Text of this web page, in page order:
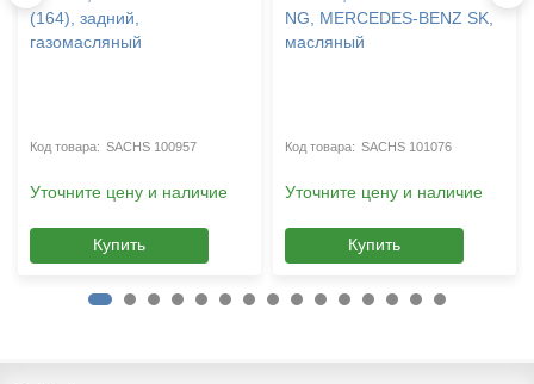
(164), задний,
газомасляный
SACHS 100957
Уточните цену и наличие
Купить
NG, MERCEDES-BENZ SK,
масляный
SACHS 101076
Уточните цену и наличие
Купить